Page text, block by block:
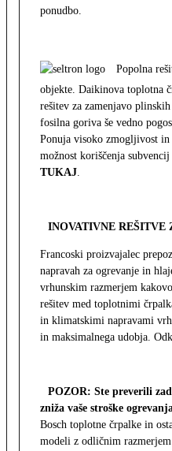
ponudbo.
Popolna
objekte. Daikinova toplotna
rešitev za zamenjavo
fosilna goriva še vedno
Ponuja visoko zmogljivost
možnost koriščenja
TUKAJ.
INOVATIVNE REŠITVE
Francoski proizvajalec
napravah za ogrevanje in
vrhunskim razmerjem
rešitev med toplotnimi
in klimatskimi napravami
in maksimalnega udobja.
POZOR: Ste preverili
zniža vaše stroške
Bosch toplotne črpalke in
modeli z odličnim